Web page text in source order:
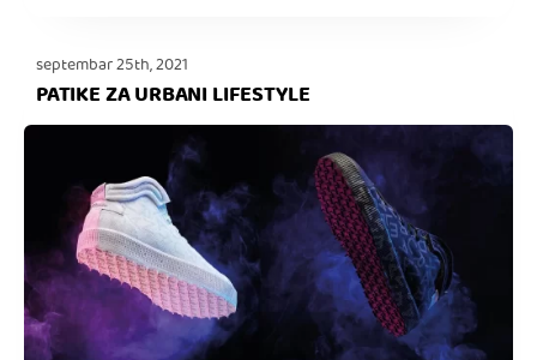
septembar 25th, 2021
PATIKE ZA URBANI LIFESTYLE